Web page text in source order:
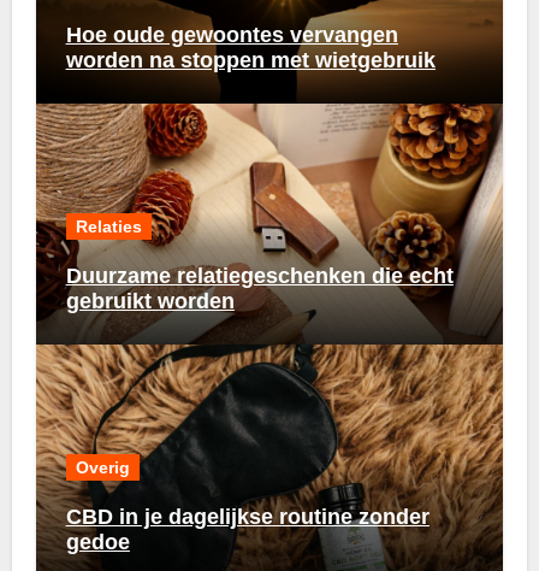
Hoe oude gewoontes vervangen
worden na stoppen met wietgebruik
Relaties
Duurzame relatiegeschenken die echt
gebruikt worden
Overig
CBD in je dagelijkse routine zonder
gedoe